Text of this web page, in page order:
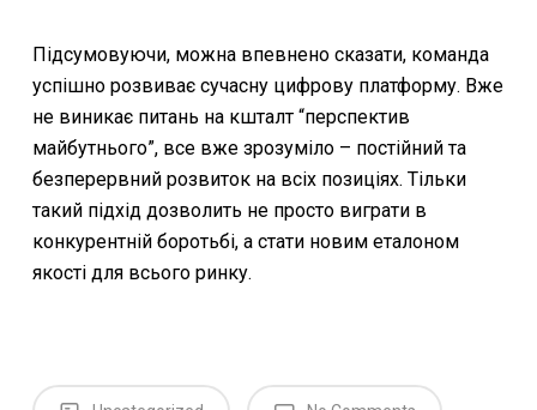
Підсумовуючи, можна впевнено сказати, команда
успішно розвиває сучасну цифрову платформу. Вже
не виникає питань на кшталт “перспектив
майбутнього”, все вже зрозуміло – постійний та
безперервний розвиток на всіх позиціях. Тільки
такий підхід дозволить не просто виграти в
конкурентній боротьбі, а стати новим еталоном
якості для всього ринку.